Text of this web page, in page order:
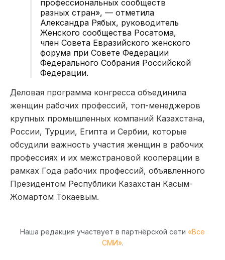
профессиональных сообществ
разных стран», — отметила
Александра Рябых, руководитель
Женского сообщества Росатома,
член Совета Евразийского женского
форума при Совете Федерации
Федерального Собрания Российской
Федерации.
Деловая программа конгресса объединила
женщин рабочих профессий, топ-менеджеров
крупных промышленных компаний Казахстана,
России, Турции, Египта и Сербии, которые
обсудили важность участия женщин в рабочих
профессиях и их межстрановой кооперации в
рамках Года рабочих профессий, объявленного
Президентом Республики Казахстан Касым-
Жомартом Токаевым.
Наша редакция участвует в партнёрской сети «Все
СМИ».